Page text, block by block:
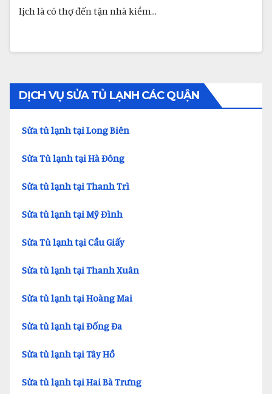
lịch là có thợ đến tận nhà kiểm…
DỊCH VỤ SỬA TỦ LẠNH CÁC QUẬN
Sửa tủ lạnh tại Long Biên
Sửa Tủ lạnh tại Hà Đông
Sửa tủ lạnh tại Thanh Trì
Sửa tủ lạnh tại Mỹ Đình
Sửa Tủ lạnh tại Cầu Giấy
Sửa tủ lạnh tại Thanh Xuân
Sửa tủ lạnh tại Hoàng Mai
Sửa tủ lạnh tại Đống Đa
Sửa tủ lạnh tại Tây Hồ
Sửa tủ lạnh tại Hai Bà Trưng